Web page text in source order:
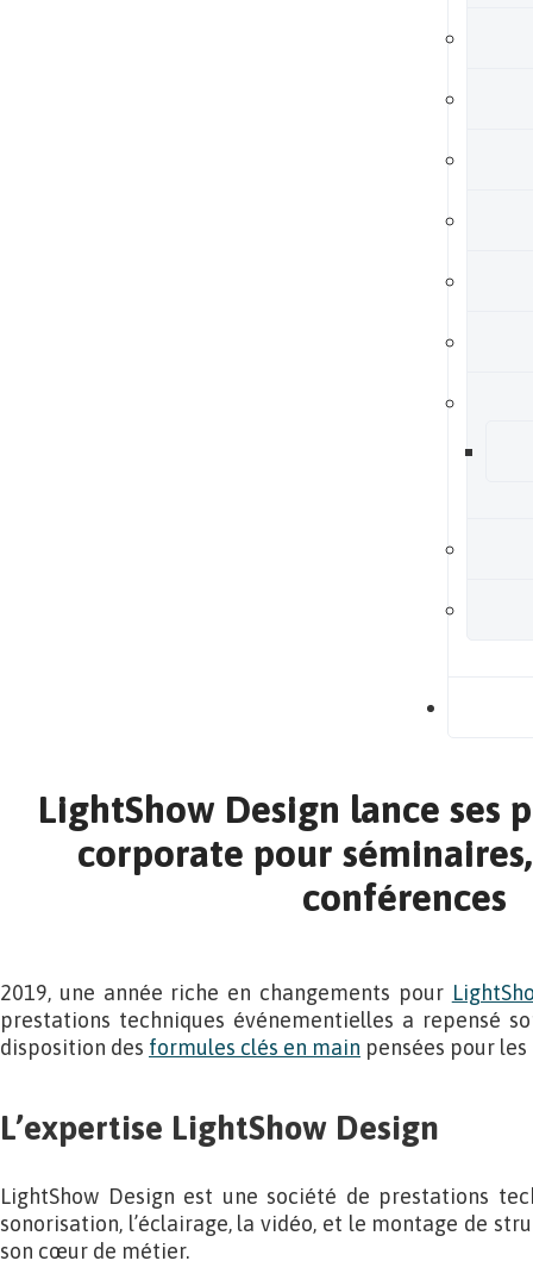
LightShow Design lance ses
corporate pour
conférences
2019, une année riche en changements pour
prestations techniques événementielles a repensé
disposition des formules clés en main pensées pour
L’expertise LightShow Design
LightShow Design est une société de prestations
sonorisation, l’éclairage, la vidéo, et le montage de
son cœur de métier.